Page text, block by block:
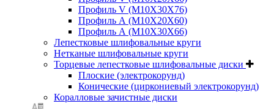
Профиль V (M10X30X76)
Профиль А (М10Х20Х60)
Профиль А (М10Х30Х66)
Лепестковые шлифовальные круги
Нетканые шлифовальные круги
Торцевые лепестковые шлифовальные диски
Плоские (электрокорунд)
Конические (циркониевый электрокорунд)
Коралловые зачистные диски